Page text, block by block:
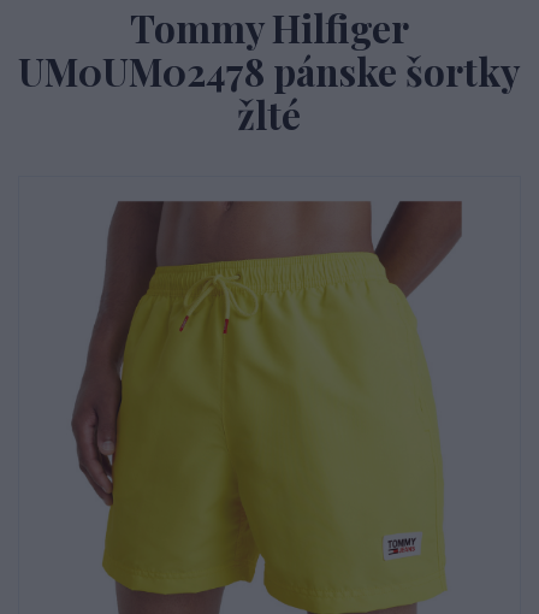
Tommy Hilfiger
UM0UM02478 pánske šortky
žlté